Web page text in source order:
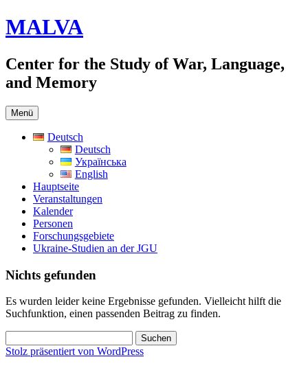
Zum
Inhalt
MALVA
Center for the Study of War, Language,
and Memory
Menü
Deutsch
Deutsch
Українська
English
Hauptseite
Veranstaltungen
Kalender
Personen
Forschungsgebiete
Ukraine-Studien an der JGU
Nichts gefunden
Es wurden leider keine Ergebnisse gefunden. Vielleicht hilft die
Suchfunktion, einen passenden Beitrag zu finden.
nach:
Stolz präsentiert von WordPress